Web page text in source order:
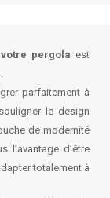
pergola est
.
parfaitement à
le design
de modernité
l’avantage d’être
totalement à